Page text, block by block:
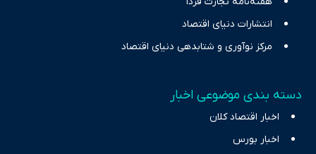
انتشارات دنیای اقتصاد
مرکز نوآوری و شتابدهی دنیای اقتصاد
دسته بندی موضوعی اخبار
اخبار اقتصاد کلان
اخبار بورس